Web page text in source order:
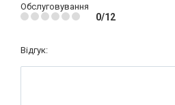
Обслуговування
0/12
Відгук: